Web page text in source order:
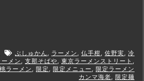
ぶしゅかん , ラーメン , 仏手柑, 佐野実, 冷
メン , 支那そばや, 東京ラーメンストリート ,
桃ラーメン , 限定 , 限定メニュー , 限定ラーメン
カンマ海老, 限定麺